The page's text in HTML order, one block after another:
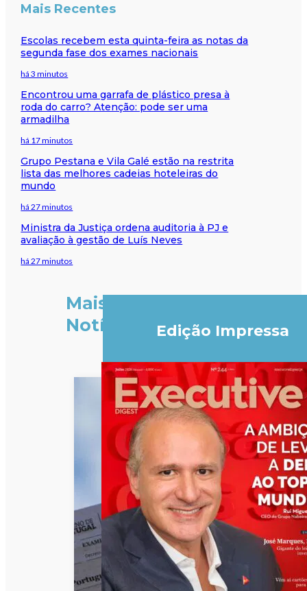
Mais Recentes
Escolas recebem esta quinta-feira as notas da
segunda fase dos exames nacionais
há 3 minutos
Encontrou uma garrafa de plástico presa à
roda do carro? Atenção: pode ser uma
armadilha
há 17 minutos
Grupo Pestana e Vila Galé estão na restrita
lista das melhores cadeias hoteleiras do
mundo
há 27 minutos
Ministra da Justiça ordena auditoria à PJ e
avaliação à gestão de Luís Neves
há 27 minutos
Mais
Notícias
Edição Impressa